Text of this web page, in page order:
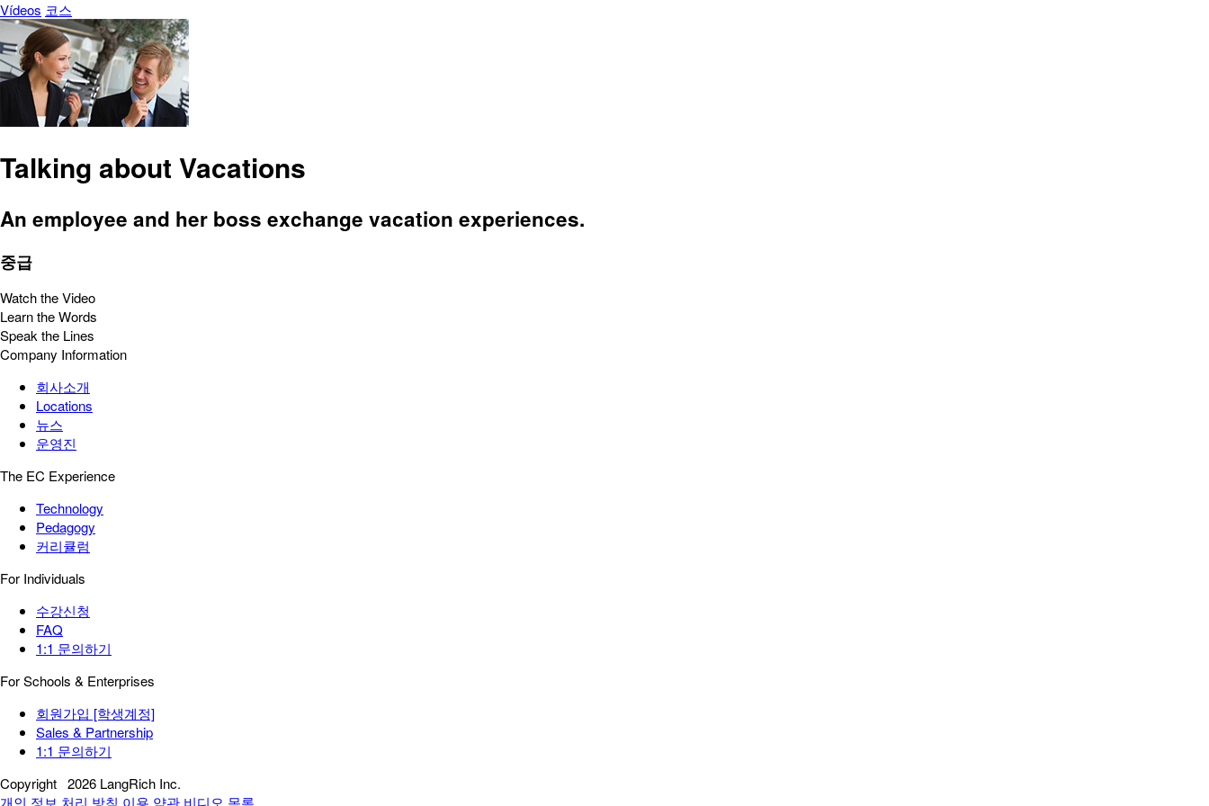
Vídeos 코스
Talking about Vacations
An employee and her boss exchange vacation experiences.
중급
Watch the Video
Learn the Words
Speak the Lines
Company Information
회사소개
Locations
뉴스
운영진
The EC Experience
Technology
Pedagogy
커리큘럼
For Individuals
수강신청
FAQ
1:1 문의하기
For Schools & Enterprises
회원가입 [학생계정]
Sales & Partnership
1:1 문의하기
Copyright 2026 LangRich Inc.